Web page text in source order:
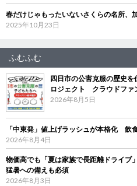
春だけじゃもったいないさくらの名所、
2025年10月23日
ふむふむ
四日市の公害克服の歴史
ロジェクト クラウドファ
2026年8月5日
「中東発」値上げラッシュが本格化 飲
2026年8月4日
物価高でも「夏は家族で長距離ドライ
猛暑への備えも必須
2026年8月3日